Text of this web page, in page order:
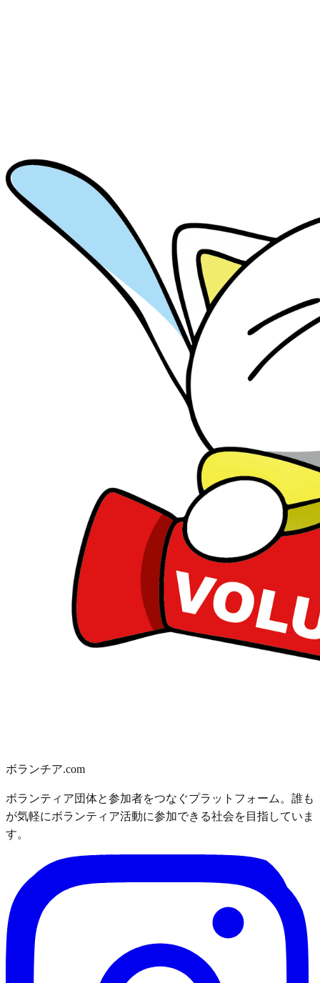
ボランチア.com
ボランティア団体と参加者をつなぐプラットフォーム。誰も
が気軽にボランティア活動に参加できる社会を目指していま
す。